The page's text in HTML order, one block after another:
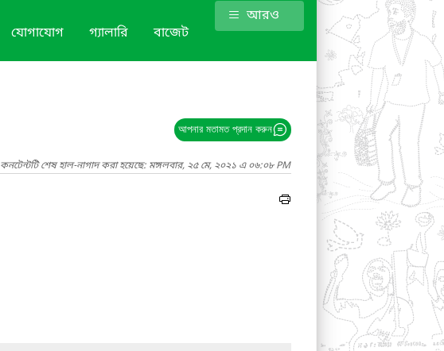
যোগাযোগ গ্যালারি বাজেট
আরও
আপনার মতামত প্রদান করুন
কনটেন্টটি শেষ হাল-নাগাদ করা হয়েছে: মঙ্গলবার, ২৫ মে, ২০২১ এ ০৬:০৮ PM